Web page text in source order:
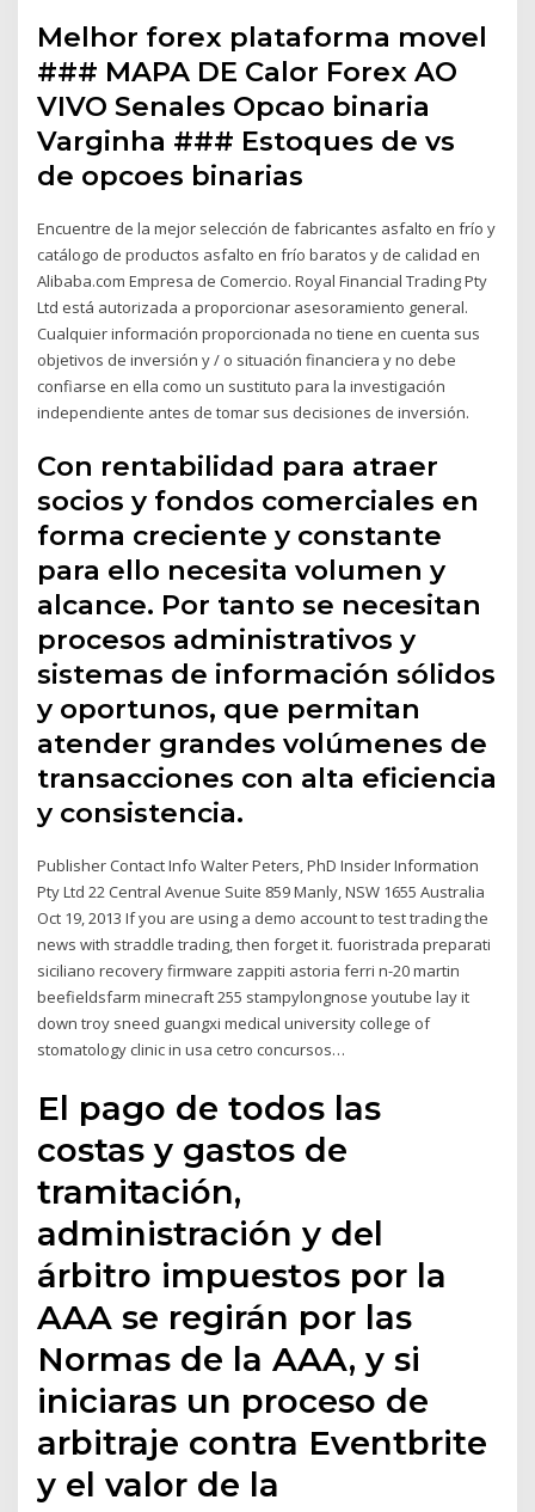
Melhor forex plataforma movel
### MAPA DE Calor Forex AO
VIVO Senales Opcao binaria
Varginha ### Estoques de vs
de opcoes binarias
Encuentre de la mejor selección de fabricantes asfalto en frío y
catálogo de productos asfalto en frío baratos y de calidad en
Alibaba.com Empresa de Comercio. Royal Financial Trading Pty
Ltd está autorizada a proporcionar asesoramiento general.
Cualquier información proporcionada no tiene en cuenta sus
objetivos de inversión y / o situación financiera y no debe
confiarse en ella como un sustituto para la investigación
independiente antes de tomar sus decisiones de inversión.
Con rentabilidad para atraer
socios y fondos comerciales en
forma creciente y constante
para ello necesita volumen y
alcance. Por tanto se necesitan
procesos administrativos y
sistemas de información sólidos
y oportunos, que permitan
atender grandes volúmenes de
transacciones con alta eficiencia
y consistencia.
Publisher Contact Info Walter Peters, PhD Insider Information
Pty Ltd 22 Central Avenue Suite 859 Manly, NSW 1655 Australia
Oct 19, 2013 If you are using a demo account to test trading the
news with straddle trading, then forget it. fuoristrada preparati
siciliano recovery firmware zappiti astoria ferri n-20 martin
beefieldsfarm minecraft 255 stampylongnose youtube lay it
down troy sneed guangxi medical university college of
stomatology clinic in usa cetro concursos…
El pago de todos las
costas y gastos de
tramitación,
administración y del
árbitro impuestos por la
AAA se regirán por las
Normas de la AAA, y si
iniciaras un proceso de
arbitraje contra Eventbrite
y el valor de la